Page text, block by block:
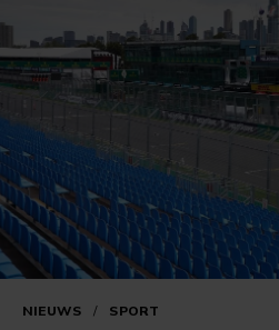
NIEUWS / SPORT